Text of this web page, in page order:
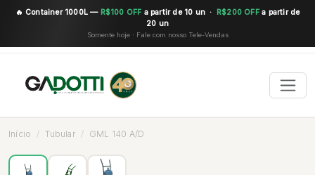
🔥 Container 1000L — R$100 OFF a partir de 10 un · R$200 OFFa partir de
20 un
Somente hoje · Fale com nosso Tele-Vendas
Início Tubular GML 140 A/D